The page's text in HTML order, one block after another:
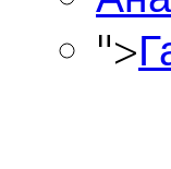
">